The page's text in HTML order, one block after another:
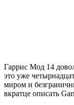
Гаррис Мод 14
это уже
миром и
вкратце описать